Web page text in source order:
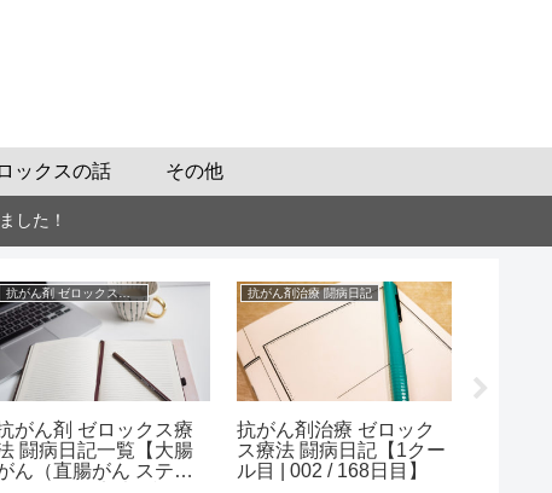
ックスの話 その他
した！
抗がん剤 ゼロックスの話
がん剤 ゼロックス療
闘病日記一覧【大腸
ん（直腸がん ステー
抗がん剤治療 闘病日記
抗がん剤治療 ゼロック
ス療法 闘病日記【1クー
ル目 | 002 / 168日目】